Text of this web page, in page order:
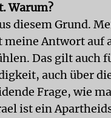
Warum?
diesem Grund.
meine Antwort auf
Das gilt auch
auch über
Frage, wie
ist ein